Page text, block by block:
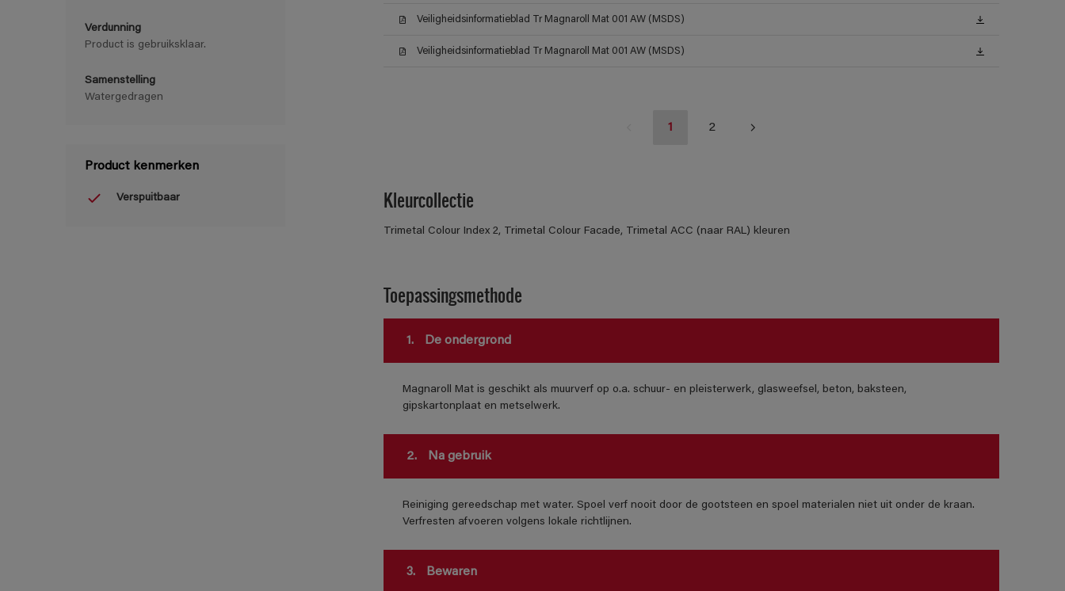
Verdunning
Product is gebruiksklaar.
Samenstelling
Watergedragen
Product kenmerken
Verspuitbaar
Veiligheidsinformatieblad Tr Magnaroll Mat 001 AW (MSDS)
Veiligheidsinformatieblad Tr Magnaroll Mat 001 AW (MSDS)
1 2
Kleurcollectie
Trimetal Colour Index 2, Trimetal Colour Facade, Trimetal ACC (naar RAL) kleuren
Toepassingsmethode
1. De ondergrond
Magnaroll Mat is geschikt als muurverf op o.a. schuur- en pleisterwerk, glasweefsel, beton, baksteen,
gipskartonplaat en metselwerk.
2. Na gebruik
Reiniging gereedschap met water. Spoel verf nooit door de gootsteen en spoel materialen niet uit onder de kraan.
Verfresten afvoeren volgens lokale richtlijnen.
3. Bewaren